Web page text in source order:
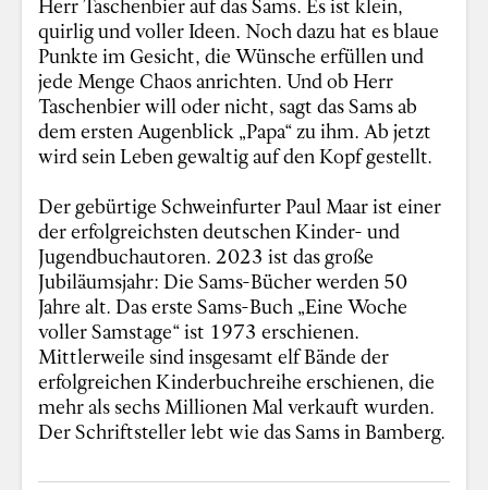
quirlig und voller Ideen. Noch dazu hat es blaue
Punkte im Gesicht, die Wünsche erfüllen und
jede Menge Chaos anrichten. Und ob Herr
Taschenbier will oder nicht, sagt das Sams ab
dem ersten Augenblick „Papa“ zu ihm. Ab jetzt
wird sein Leben gewaltig auf den Kopf gestellt.
Der gebürtige Schweinfurter Paul Maar ist einer
der erfolgreichsten deutschen Kinder- und
Jugendbuchautoren. 2023 ist das große
Jubiläumsjahr: Die Sams-Bücher werden 50
Jahre alt. Das erste Sams-Buch „Eine Woche
voller Samstage“ ist 1973 erschienen.
Mittlerweile sind insgesamt elf Bände der
erfolgreichen Kinderbuchreihe erschienen, die
mehr als sechs Millionen Mal verkauft wurden.
Der Schriftsteller lebt wie das Sams in Bamberg.